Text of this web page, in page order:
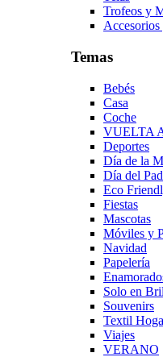
Trofeos y
Temas
Bebés
Casa
Coche
VUELTA
Deportes
Día de la
Día del
Eco
Fiestas
Mascotas
Móviles y
Navidad
Papelería
Solo en
Souvenirs
Textil
Viajes
VERANO